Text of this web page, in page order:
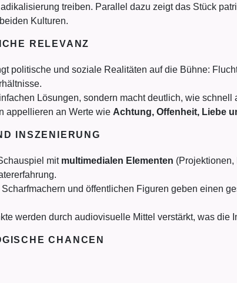
treiben. Parallel dazu zeigt das Stück
Kulturen.
RELEVANZ
politische und soziale Realitäten auf die Bühne:
Lösungen, sondern macht deutlich, wie
appellieren an Werte wie Achtung, Offenheit, Liebe
INSZENIERUNG
mit multimedialen Elementen (Projektionen,
und öffentlichen Figuren geben einen
werden durch audiovisuelle Mittel verstärkt, was die
CHANCEN